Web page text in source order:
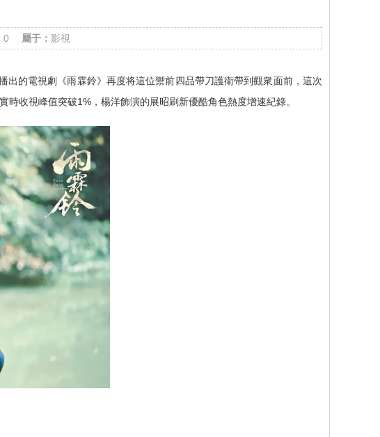
0 屬于： 影視
的電視劇《雨霖鈴》再度将這位禦前四品帶刀護衛帶到觀衆面前，這次
收視峰值突破1%，楊洋飾演的展昭刷新優酷角色熱度增速紀錄。